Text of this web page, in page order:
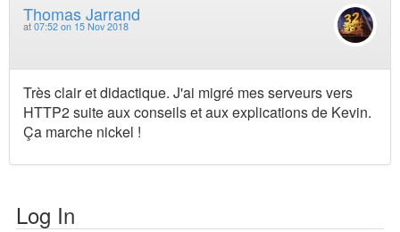
Thomas Jarrand
at 07:52 on 15 Nov 2018
Très clair et didactique. J'ai migré mes serveurs vers
HTTP2 suite aux conseils et aux explications de Kevin.
Ça marche nickel !
Log In